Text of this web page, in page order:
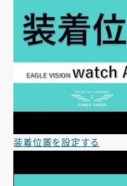
装着位置を設定する